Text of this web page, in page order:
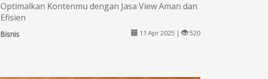
Optimalkan Kontenmu dengan Jasa View Aman dan
Efisien
Bisnis 11 Apr 2025 | 520